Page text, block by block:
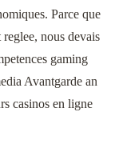
Parce que
nous devais
gaming
Avantgarde an
casinos en ligne